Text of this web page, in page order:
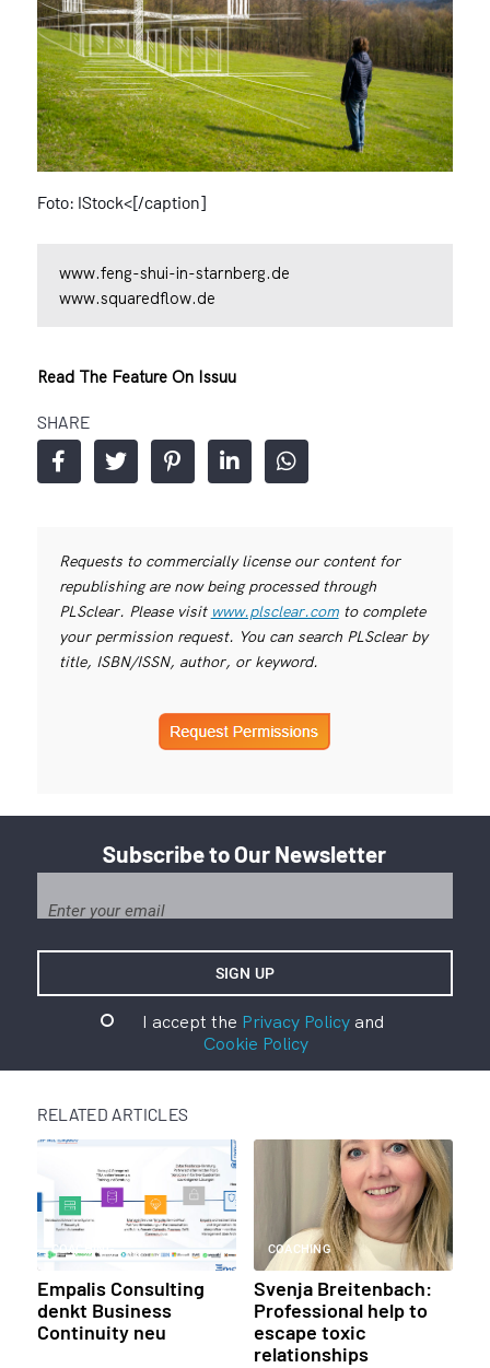
Foto: IStock<[/caption]
www.feng-shui-in-starnberg.de
www.squaredflow.de
Read The Feature On Issuu
SHARE
Requests to commercially license our content for
republishing are now being processed through
PLSclear. Please visit www.plsclear.comto complete
your permission request. You can search PLSclear by
title, ISBN/ISSN, author, or keyword.
Subscribe to Our Newsletter
I accept the Privacy Policyand
Cookie Policy
RELATED ARTICLES
COACHING
Empalis Consulting
denkt Business
Continuity neu
COACHING
Svenja Breitenbach:
Professional help to
escape toxic
relationships